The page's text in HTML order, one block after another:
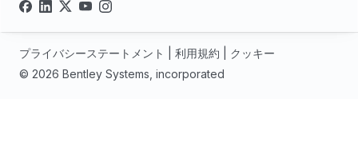
© 2026 Bentley Systems, incorporated
プライバシーステートメント 利用規約 クッキー